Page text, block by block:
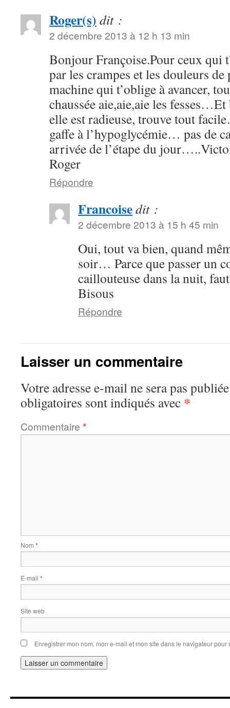
Roger(s) dit :
2 décembre 2013 à 12 h 13 min
Bonjour Françoise.Pour ceux qui
par les crampes et les douleurs
machine qui t’oblige à avancer,
chaussée aie,aie,aie les
elle est radieuse, trouve tout
gaffe à l’hypoglycémie… pas de
arrivée de l’étape du
Roger
Répondre
Francoisedit :
2 décembre 2013 à 15 h 45 min
Oui, tout va bien, quand
soir… Parce que passer un
caillouteuse dans la nuit,
Bisous
Répondre
Laisser un commentaire
Votre adresse e-mail ne sera pas
obligatoires sont indiqués avec *
Commentaire *
Nom *
E-mail *
Site web
Enregistrer mon nom, mon e-mail et mon site dans le navigateur